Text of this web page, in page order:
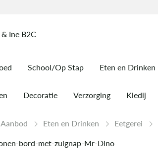
School/Op Stap Eten en Drinken
Decoratie Verzorging Kledij
Aanbod Eten en Drinken Eetgerei